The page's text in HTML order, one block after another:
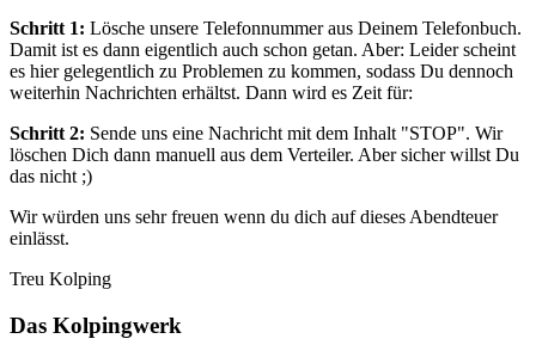
Schritt 1: Lösche unsere Telefonnummer aus Deinem Telefonbuch.
Damit ist es dann eigentlich auch schon getan. Aber: Leider scheint
es hier gelegentlich zu Problemen zu kommen, sodass Du dennoch
weiterhin Nachrichten erhältst. Dann wird es Zeit für:
Schritt 2: Sende uns eine Nachricht mit dem Inhalt "STOP". Wir
löschen Dich dann manuell aus dem Verteiler. Aber sicher willst Du
das nicht ;)
Wir würden uns sehr freuen wenn du dich auf dieses Abendteuer
einlässt.
Treu Kolping
Das Kolpingwerk